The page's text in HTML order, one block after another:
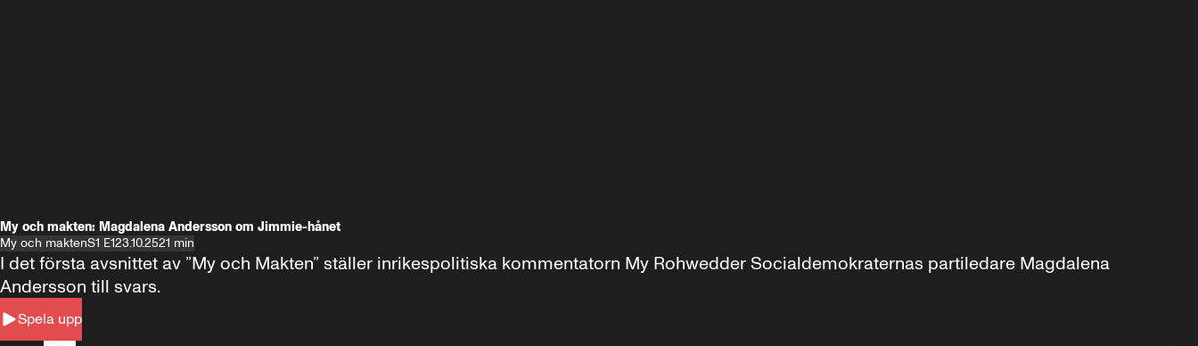
My och makten: Magdalena Andersson om Jimmie-hånet
My och maktenS1 E123.10.2521 min
Spela upp
I det första avsnittet av ”My och Makten” ställer inrikespolitiska kommentatorn My Rohwedder Socialdemokraternas partiledare Magdalena
Andersson till svars.